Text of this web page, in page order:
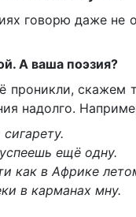
говорю даже не
А ваша поэзия?
проникли, скажем
надолго.
ещё одну.
как в Африке
в карманах мну.